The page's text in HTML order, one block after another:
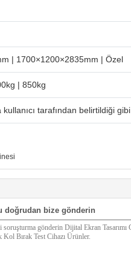
| 1700×1200×2835mm | Özel
| 850kg
tarafından belirtildiği gibi
doğrudan bize gönderin